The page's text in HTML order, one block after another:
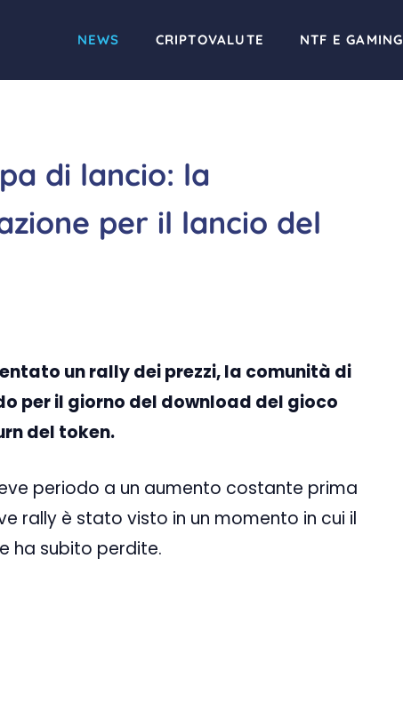
NEWS CRIPTOVALUTE NTF E GAMING
di lancio: la
per il lancio del
un rally dei prezzi, la comunità di
per il giorno del download del gioco
del token.
periodo a un aumento costante prima
rally è stato visto in un momento in cui il
ha subito perdite.